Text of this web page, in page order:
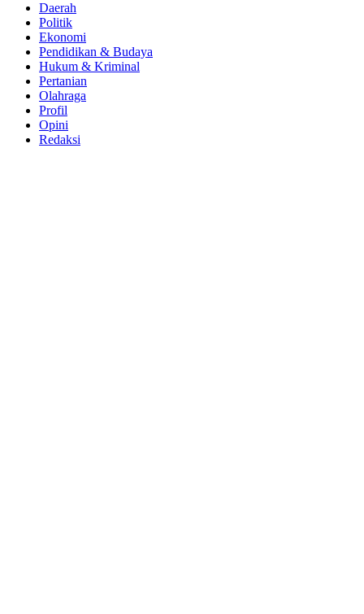
Daerah
Politik
Ekonomi
Pendidikan & Budaya
Hukum & Kriminal
Pertanian
Olahraga
Profil
Opini
Redaksi